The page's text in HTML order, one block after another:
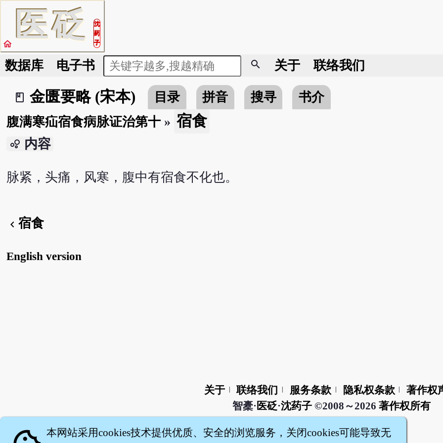
医砭
沈
药
子
home
数据库 电子书 search 关于 联络我们
book_2
金匮要略 (宋本) 目录 拼音 搜寻
书介
腹满寒疝宿食病脉证治第十» 宿食
bubble_chart 内容
脉紧，头痛，风寒，腹中有宿食不化也。
chevron_left 宿食
English version
关于 联络我们 服务条款 隐私权条款
著作权
智橐· 医砭·沈药子©2008～2026 著作权所有
本网站采用cookies技术提供优质、安全的浏览服务，关闭cookies可能导致无